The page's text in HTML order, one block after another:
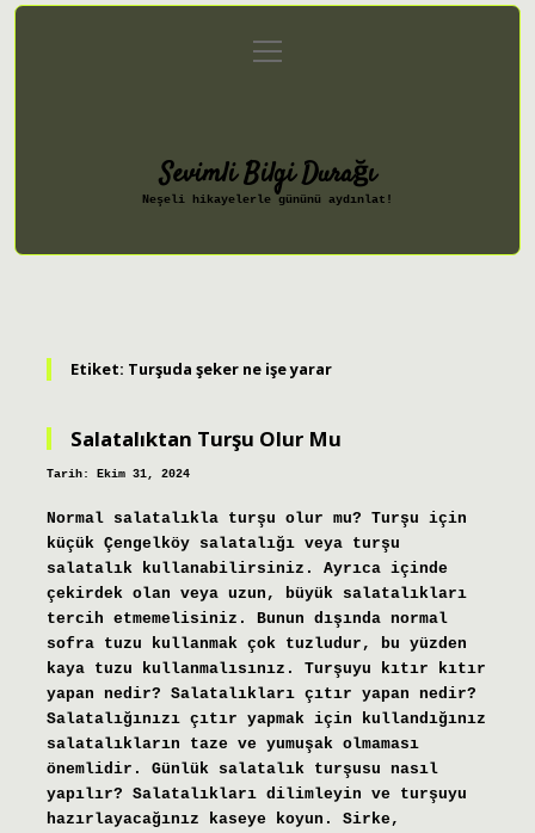
Gizlilik Politikası
menüyü
aç
Sevimli Bilgi Durağı
Neşeli hikayelerle gününü aydınlat!
Etiket: Turşuda şeker ne işe yarar
Salatalıktan Turşu Olur Mu
Tarih: Ekim 31, 2024
Normal salatalıkla turşu olur mu? Turşu için
küçük Çengelköy salatalığı veya turşu
salatalık kullanabilirsiniz. Ayrıca içinde
çekirdek olan veya uzun, büyük salatalıkları
tercih etmemelisiniz. Bunun dışında normal
sofra tuzu kullanmak çok tuzludur, bu yüzden
kaya tuzu kullanmalısınız. Turşuyu kıtır kıtır
yapan nedir? Salatalıkları çıtır yapan nedir?
Salatalığınızı çıtır yapmak için kullandığınız
salatalıkların taze ve yumuşak olmaması
önemlidir. Günlük salatalık turşusu nasıl
yapılır? Salatalıkları dilimleyin ve turşuyu
hazırlayacağınız kaseye koyun. Sirke,